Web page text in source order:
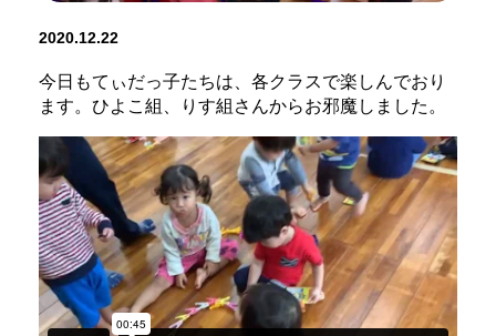
2020.12.22
今日もてぃだっ子たちは、各クラスで楽しんでおり
ます。ひよこ組、りす組さんからお邪魔しました。